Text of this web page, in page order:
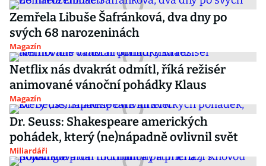
Zemřela Libuše Šafránková, dva dny po
svých 68 narozeninách
Magazín
Netflix nás dvakrát odmítl, říká režisér
animované vánoční pohádky Klaus
Magazín
Dr. Seuss: Shakespeare amerických
pohádek, který (ne)nápadně ovlivnil svět
Miliardáři